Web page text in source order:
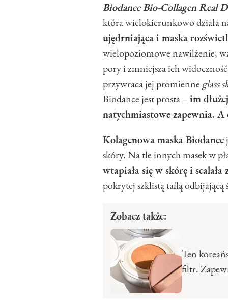
Biodance Bio-Collagen Real
która wielokierunkowo działa
ujędrniająca i maska
wielopoziomowe nawilżenie,
pory i zmniejsza ich
przywraca jej promienneglass
Biodance jest prosta –im
natychmiastowe zapewnia.
Kolagenowa maska Biodance
skóry. Na tle innych masek w
wtapiała się w skórę i scalała
pokrytej szklistą taflą odbijającą
Zobacz także:
Ten
filtr.